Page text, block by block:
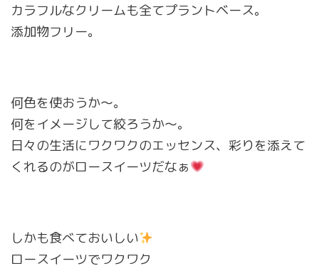
カラフルなクリームも全てプラントベース。
添加物フリー。
何色を使おうか〜。
何をイメージして絞ろうか〜。
日々の生活にワクワクのエッセンス、彩りを添えて
くれるのがロースイーツだなぁ
しかも食べておいしい
ロースイーツでワクワク